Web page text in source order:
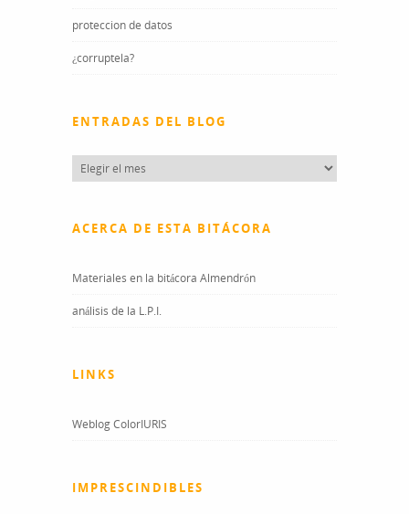
proteccion de datos
¿corruptela?
ENTRADAS DEL BLOG
Entradas
del
ACERCA DE ESTA BITÁCORA
Materiales en la bitácora Almendrón
análisis de la L.P.I.
LINKS
Weblog ColorIURIS
IMPRESCINDIBLES